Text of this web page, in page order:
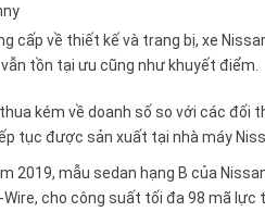
cấp về thiết kế và trang bị, xe
tồn tại ưu cũng như khuyết điểm.
kém về doanh số so với các đối
tục được sản xuất tại nhà máy
2019, mẫu sedan hạng B của
Wire, cho công suất tối đa 98 mã